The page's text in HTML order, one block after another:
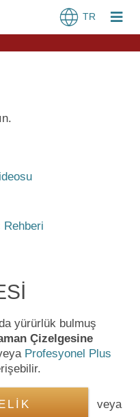
TR
Rehberi
yürürlük bulmuş
Çizelgesine
Profesyonel Plus
veya